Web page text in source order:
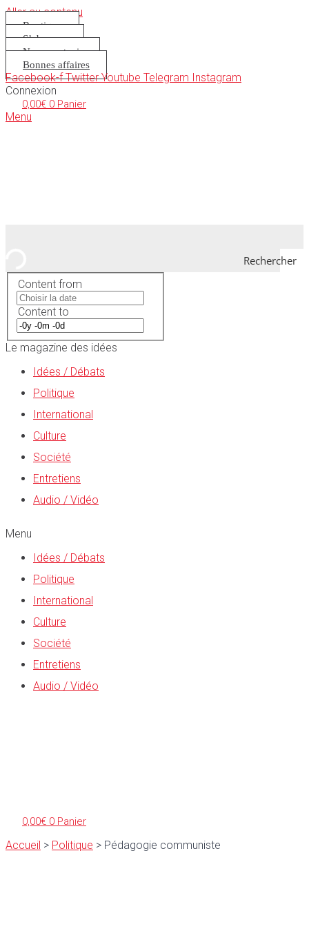
Aller au contenu
Boutique
S’abonner
Nous soutenir
Bonnes affaires
Facebook-f Twitter Youtube Telegram Instagram
Connexion
0,00€ 0 Panier
Menu
Rechercher
Content from
Content to
Le magazine des idées
Idées / Débats
Politique
International
Culture
Société
Entretiens
Audio / Vidéo
Menu
Idées / Débats
Politique
International
Culture
Société
Entretiens
Audio / Vidéo
0,00€ 0 Panier
Accueil > Politique > Pédagogie communiste